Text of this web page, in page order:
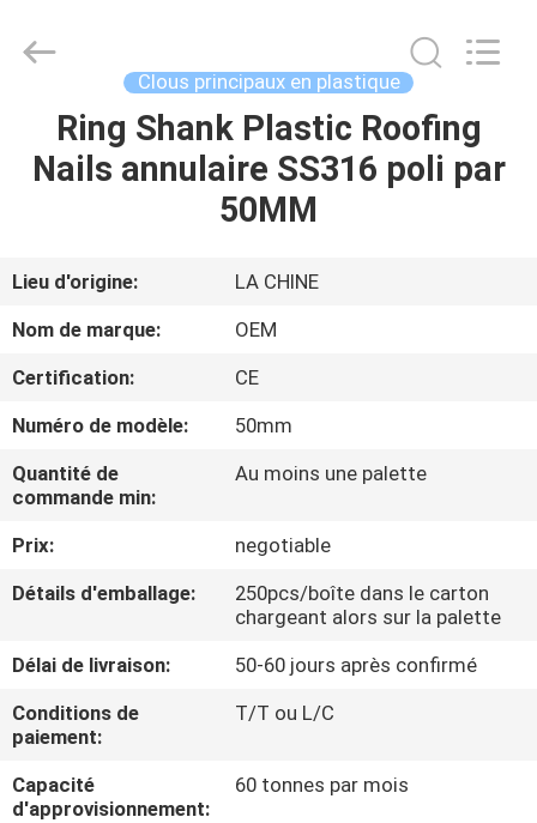
MAISON
AU
SUJET
DE
VISITE
CONTRÔLE
QUALITÉ
CONTACTEZ-
NOUS
Business
License.
Clous principaux en plastique
Ring Shank Plastic Roofing
Nails annulaire SS316 poli par
50MM
Lieu d'origine:
LA CHINE
Nom de marque:
OEM
Certification:
CE
Numéro de modèle:
50mm
Quantité de
commande min:
Au moins une palette
Prix:
negotiable
Détails d'emballage:
250pcs/boîte dans le carton
chargeant alors sur la palette
Délai de livraison:
50-60 jours après confirmé
Conditions de
paiement:
T/T ou L/C
Capacité
d'approvisionnement:
60 tonnes par mois